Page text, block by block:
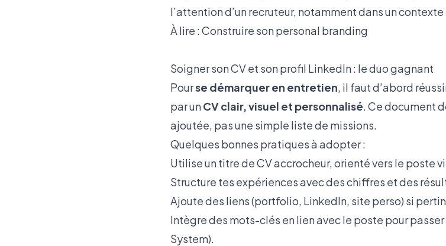
l’attention d’un recruteur, notamment dans un
À lire :Construire son personal branding
Soigner son CV et son profil LinkedIn : le duo gagnant
Pourse démarquer en entretien, il faut d’abord
par unCV clair, visuel et personnalisé. Ce document
ajoutée, pas une simple liste de missions.
Quelques bonnes pratiques à adopter :
Utilise un titre de CV accrocheur, orienté vers le poste
Structure tes expériences avec des chiffres et des
Ajoute des liens (portfolio, LinkedIn, site perso) si
Intègre des mots-clés en lien avec le poste pour
System).